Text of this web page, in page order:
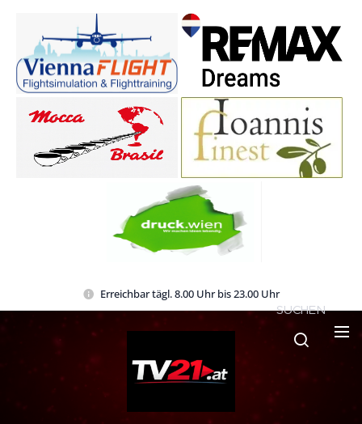
Erreichbar tägl. 8.00 Uhr bis 23.00 Uhr
SUCHEN